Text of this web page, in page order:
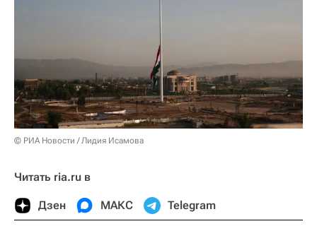
© РИА Новости / Лидия Исамова
Читать ria.ru в
Дзен МАКС Telegram